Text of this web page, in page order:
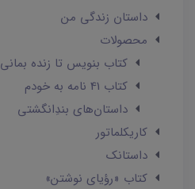
داستان زندگی من
محصولات
کتاب بنویس تا زنده بمانی
کتاب 41 نامه به خودم
داستان‌های بندِانگشتی
کاریکلماتور
داستانک‌
کتاب «رؤیای نوشتن»